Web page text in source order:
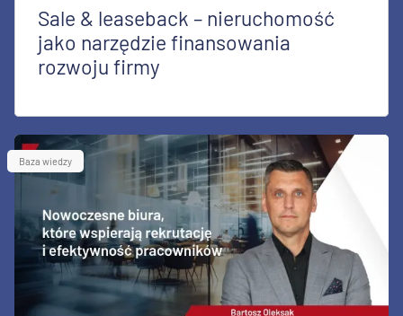
Sale & leaseback – nieruchomość
jako narzędzie finansowania
rozwoju firmy
Baza wiedzy